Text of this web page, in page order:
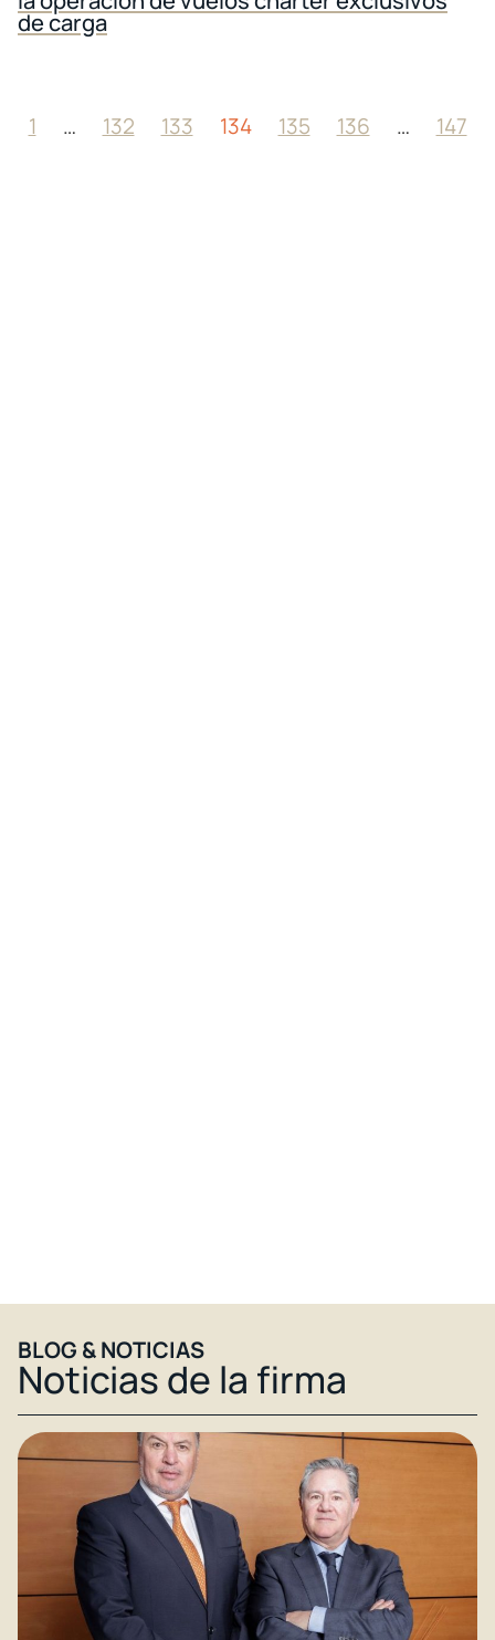
de carga
1 … 132 133 134 135 136 … 147
BLOG & NOTICIAS​
Noticias de la firma